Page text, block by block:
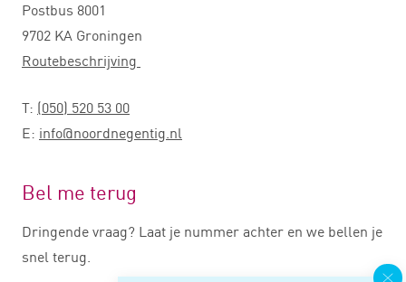
Postbus 8001
9702 KA Groningen
Routebeschrijving
T: (050) 520 53 00
E: info@noordnegentig.nl
Bel me terug
Dringende vraag? Laat je nummer achter en we bellen je
snel terug.